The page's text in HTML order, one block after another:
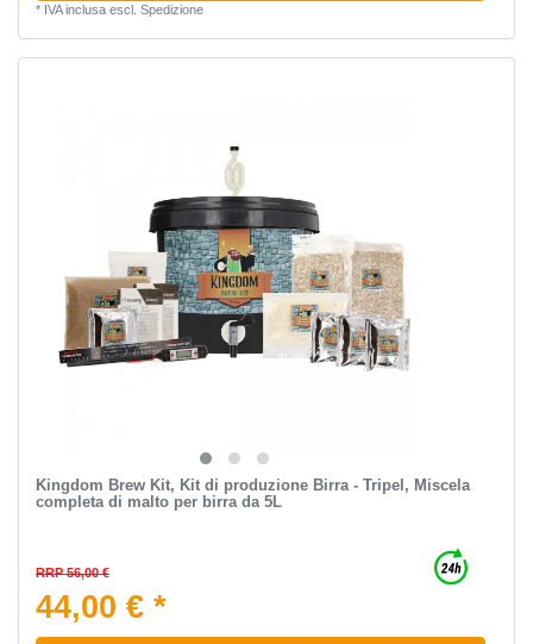
* IVA inclusaescl. Spedizione
Kingdom Brew Kit, Kit di produzione Birra - Tripel, Miscela
completa di malto per birra da 5L
RRP 56,00 €
44,00 € *